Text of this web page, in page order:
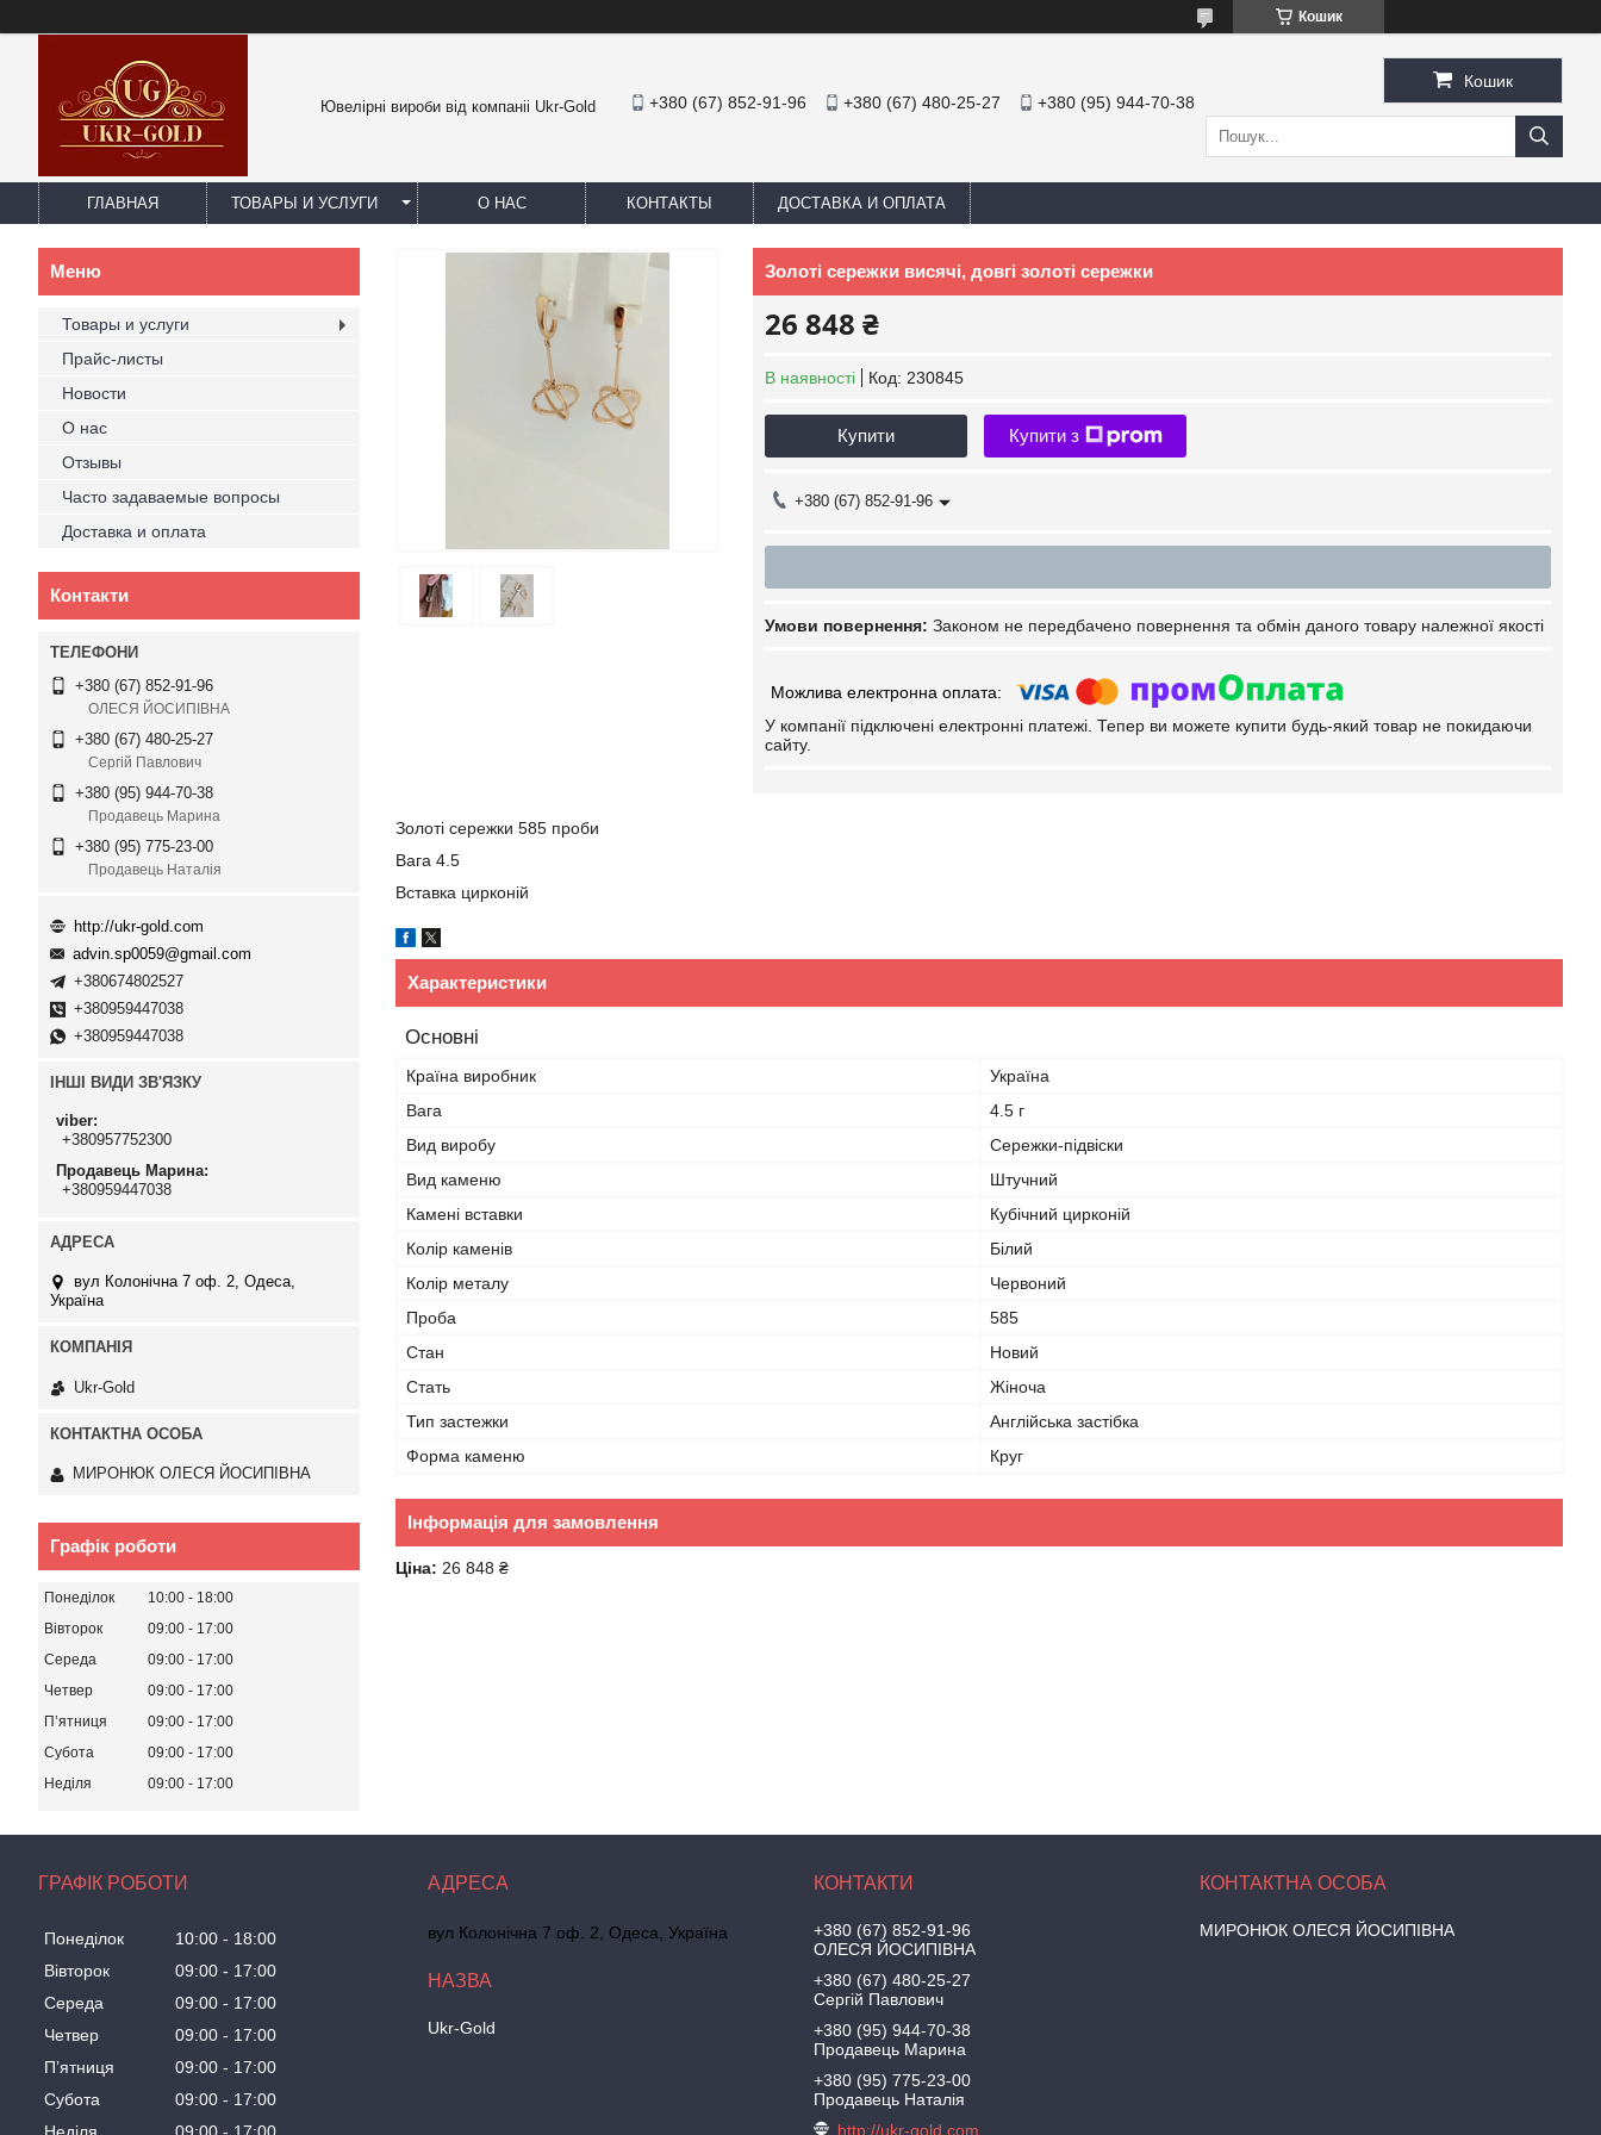
Кошик
Ювелірні вироби від компаніі Ukr-Gold +380 (67) 852-91-96 +380 (67) 480-25-27 +380 (95) 944-70-38
Кошик
ГЛАВНАЯ ТОВАРЫ И УСЛУГИ О НАС КОНТАКТЫ ДОСТАВКА И ОПЛАТА
Золоті сережки висячі, довгі золоті сережки
26 848 ₴
В наявності Код: 230845
Купити Купити з
+380 (67) 852-91-96
Законом не передбачено повернення та обмін даного товару належної якості
У компанії підключені електронні платежі. Тепер ви можете купити будь-який товар не покидаючи
сайту.
Золоті сережки 585 проби
Вага 4.5
Вставка цирконій
Характеристики
Основні
Країна виробник
Україна
Вага
4.5 г
Вид виробу
Сережки-підвіски
Вид каменю
Штучний
Камені вставки
Кубічний цирконій
Колір каменів
Білий
Колір металу
Червоний
Проба
585
Стан
Новий
Стать
Жіноча
Тип застежки
Англійська застібка
Форма каменю
Круг
Інформація для замовлення
Ціна: 26 848 ₴
Товары и услуги
Прайс-листы
Новости
О нас
Отзывы
Часто задаваемые вопросы
Доставка и оплата
Контакти
+380 (67) 852-91-96
ОЛЕСЯ ЙОСИПІВНА
+380 (67) 480-25-27
Сергій Павлович
+380 (95) 944-70-38
Продавець Марина
+380 (95) 775-23-00
Продавець Наталія
http://ukr-gold.com
advin.sp0059@gmail.com
+380674802527
+380959447038
+380959447038
ІНШІ ВИДИ ЗВ'ЯЗКУ
viber
+380957752300
Продавець Марина
+380959447038
вул Колонічна 7 оф. 2, Одеса,
Україна
Ukr-Gold
МИРОНЮК ОЛЕСЯ ЙОСИПІВНА
Графік роботи
Понеділок 10:00
18:00
Вівторок
09:00
17:00
Середа
09:00
17:00
Четвер
09:00
17:00
Пʼятниця
09:00
17:00
Субота
09:00
17:00
Неділя
09:00 17:00
ГРАФІК РОБОТИ
Понеділок 10:00
18:00
Вівторок
09:00
17:00
Середа
09:00
17:00
Четвер
09:00
17:00
Пʼятниця
09:00
17:00
Субота
09:00
17:00
Неділя
09:00 17:00
вул Колонічна 7 оф. 2, Одеса, Україна
Ukr-Gold
+380 (67) 852-91-96
ОЛЕСЯ ЙОСИПІВНА
+380 (67) 480-25-27
Сергій Павлович
+380 (95) 944-70-38
Продавець Марина
+380 (95) 775-23-00
Продавець Наталія
http://ukr-gold.com
МИРОНЮК ОЛЕСЯ ЙОСИПІВНА